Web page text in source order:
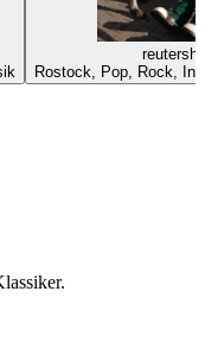
Rostock, Pop, Rock,